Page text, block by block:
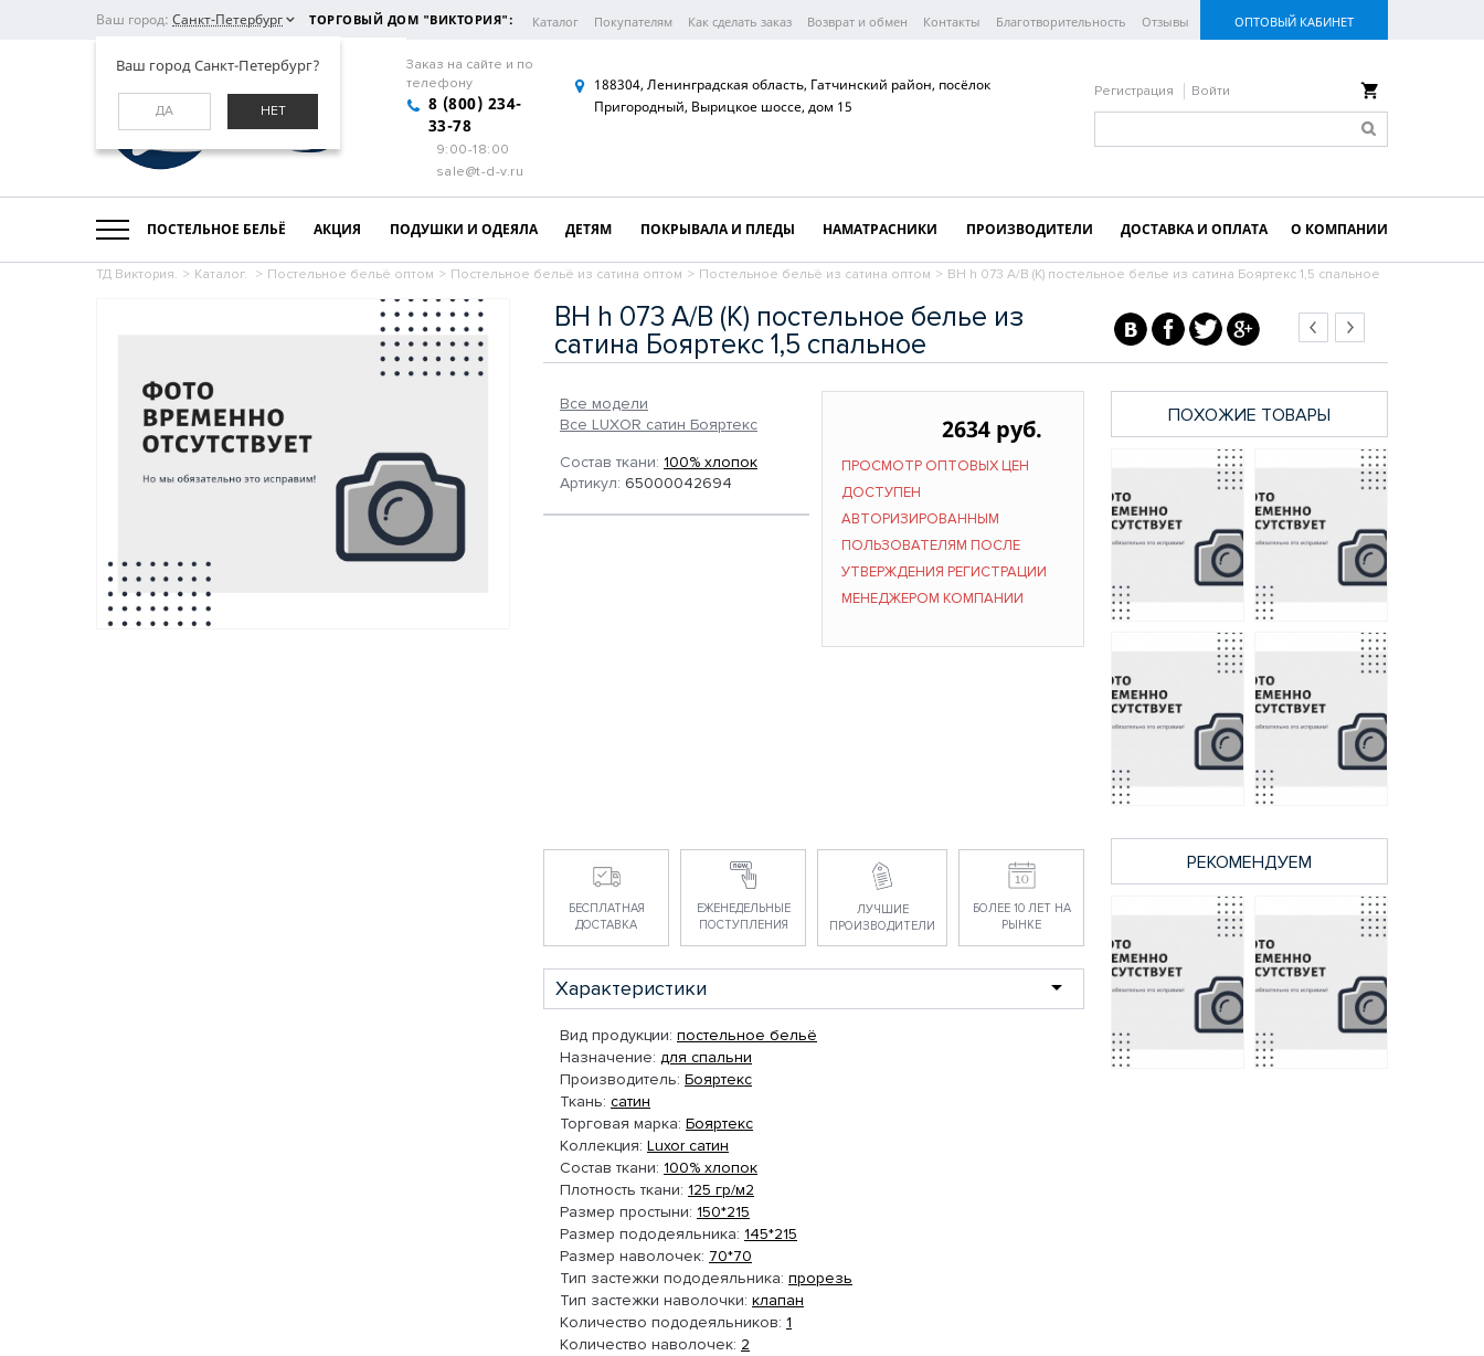
Ваш город: Санкт-Петербург
Ваш город Санкт-Петербург?
ДА НЕТ
ТОРГОВЫЙ ДОМ "ВИКТОРИЯ": Каталог Покупателям Как сделать заказ Возврат и обмен Контакты Благотворительность Отзывы ОПТОВЫЙ КАБИНЕТ
Заказ на сайте и по
телефону
8 (800) 234-
33-78
9:00-18:00
sale@t-d-v.ru
188304, Ленинградская область, Гатчинский район, посёлок
Пригородный, Вырицкое шоссе, дом 15
Регистрация Войти
ПОСТЕЛЬНОЕ БЕЛЬЁ АКЦИЯ ПОДУШКИ И ОДЕЯЛА ДЕТЯМ ПОКРЫВАЛА И ПЛЕДЫ НАМАТРАСНИКИ ПРОИЗВОДИТЕЛИ ДОСТАВКА И ОПЛАТА О КОМПАНИИ
ТД Виктория. > Каталог. > Постельное бельё оптом > Постельное бельё из сатина оптом > Постельное бельё из сатина оптом > BH h 073 A/B (K) постельное белье из сатина Бояртекс 1,5 спальное
BH h 073 A/B (K) постельное белье из
сатина Бояртекс 1,5 спальное
Все модели
Все LUXOR сатин Бояртекс
Состав ткани: 100% хлопок
Артикул: 65000042694
2634 руб.
ПРОСМОТР ОПТОВЫХ ЦЕН
ДОСТУПЕН
АВТОРИЗИРОВАННЫМ
ПОЛЬЗОВАТЕЛЯМ ПОСЛЕ
УТВЕРЖДЕНИЯ РЕГИСТРАЦИИ
МЕНЕДЖЕРОМ КОМПАНИИ
БЕСПЛАТНАЯ
ДОСТАВКА
ЕЖЕНЕДЕЛЬНЫЕ
ПОСТУПЛЕНИЯ
ЛУЧШИЕ
ПРОИЗВОДИТЕЛИ
БОЛЕЕ 10 ЛЕТ НА
РЫНКЕ
Характеристики
Вид продукции: постельное бельё
Назначение: для спальни
Производитель: Бояртекс
Ткань: сатин
Торговая марка: Бояртекс
Коллекция: Luxor сатин
Состав ткани: 100% хлопок
Плотность ткани: 125 гр/м2
Размер простыни: 150*215
Размер пододеяльника: 145*215
Размер наволочек: 70*70
Тип застежки пододеяльника: прорезь
Тип застежки наволочки: клапан
Количество пододеяльников: 1
Количество наволочек: 2
ПОХОЖИЕ ТОВАРЫ
538 XRZ A/B
постельное белье
из сатина DE LUXE
Бояртекс 1,5
2634 руб.
22052024 A/B (K)
постельное белье
из сатина Бояртекс
2 спальное с
европростынёй
3240 руб.
091 BH h A/B (N)
постельное белье
из сатина Бояртекс
3436 руб.
2104010 A/B (K)
постельное белье
из сатина Бояртекс
1,5 спальное
2634 руб.
РЕКОМЕНДУЕМ